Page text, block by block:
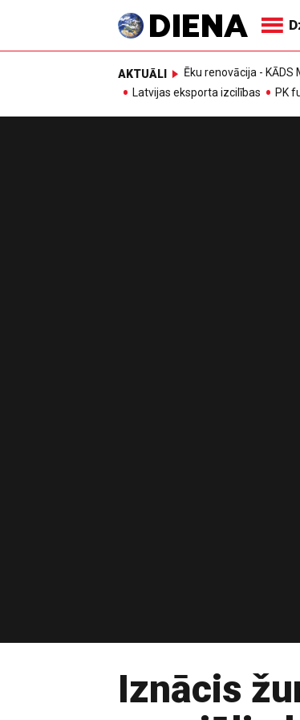
AKTUĀLI Ēku renovācija - KĀDS
Latvijas eksporta izcilības
PK
Iznācis